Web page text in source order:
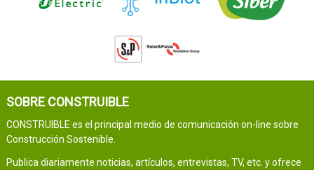
SOBRE CONSTRUIBLE
CONSTRUIBLE es el principal medio de comunicación on-line sobre
Construcción Sostenible.
Publica diariamente noticias, artículos, entrevistas, TV, etc. y ofrece